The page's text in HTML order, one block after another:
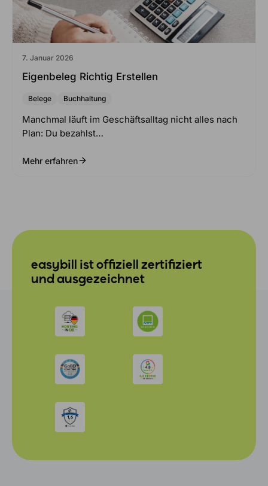
7. Januar 2026
Eigenbeleg Richtig Erstellen
Belege Buchhaltung
Manchmal läuft im Geschäftsalltag nicht alles nach
Plan: Du bezahlst…
Mehr erfahren
easybill ist offiziell zertifiziert
und ausgezeichnet